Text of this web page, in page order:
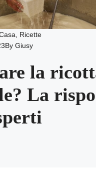
Ricette
ByGiusy
la
La